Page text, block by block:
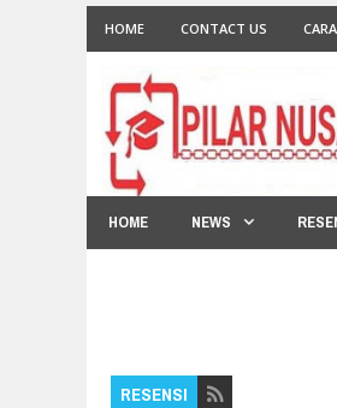
HOME CONTACT US
HOME NEWS
RESENSI